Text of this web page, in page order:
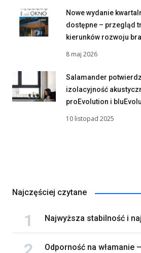
Nowe wydanie
dostępne – przegląd
kierunków rozwoju
8 maj 2026
Salamander
izolacyjność
proEvolution i
10 listopad 2025
Najczęściej czytane
Najwyższa stabilność i
Odporność na włamanie